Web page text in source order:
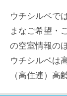
ウチシルベでは
まなご希望・
の空室情報の
ウチシルベは
（高住連）